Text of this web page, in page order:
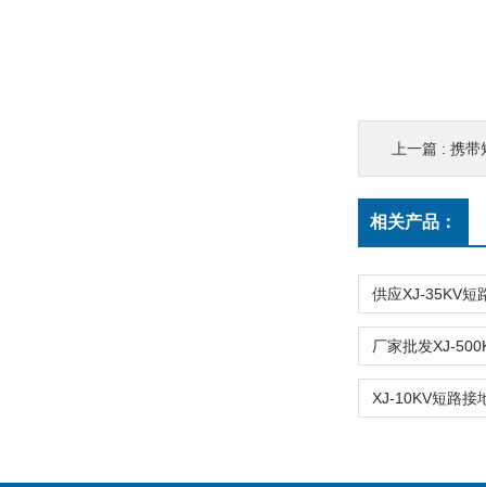
上一篇 : 携带短
相关产品：